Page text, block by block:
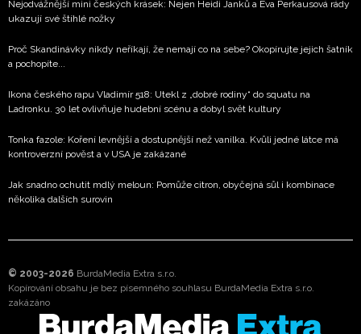
Nejodvážnější mini českých krásek: Nejen Heidi Janků a Eva Perkausová rády
ukazují své štíhlé nožky
Proč Skandinávky nikdy neříkají, že nemají co na sebe? Okopírujte jejich šatník
a pochopíte...
Ikona českého rapu Vladimír 518: Utekl z „dobré rodiny“ do squatu na
Ladronku. 30 let ovlivňuje hudební scénu a dobyl svět kultury
Tonka fazole: Koření levnější a dostupnější než vanilka. Kvůli jedné látce má
kontroverzní pověst a v USA je zakázané
Jak snadno ochutit mdlý meloun: Pomůže citron, obyčejná sůl i kombinace
několika dalších surovin
© 2003-2026 BurdaMedia Extra s.r.o.
Kopírování obsahu je bez písemného souhlasu BurdaMedia Extra s.r.o.
zakázáno